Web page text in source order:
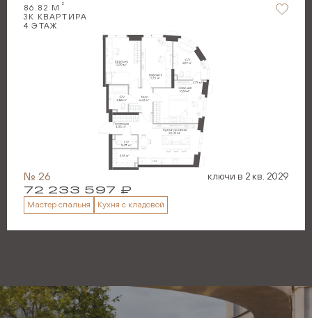
86.82 М 2
3 К КВАРТИРА
4 ЭТАЖ
№ 26 ключи в 2 кв. 2029
72 233 597 ₽
Мастер спальня Кухня с кладовой